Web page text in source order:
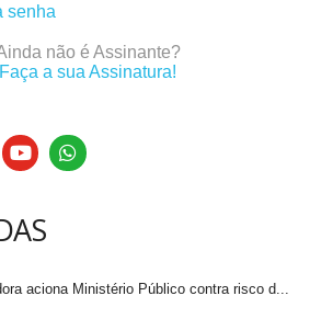
senha
não é Assinante?
Faça a sua Assinatura!
aciona Ministério Público contra risco d...